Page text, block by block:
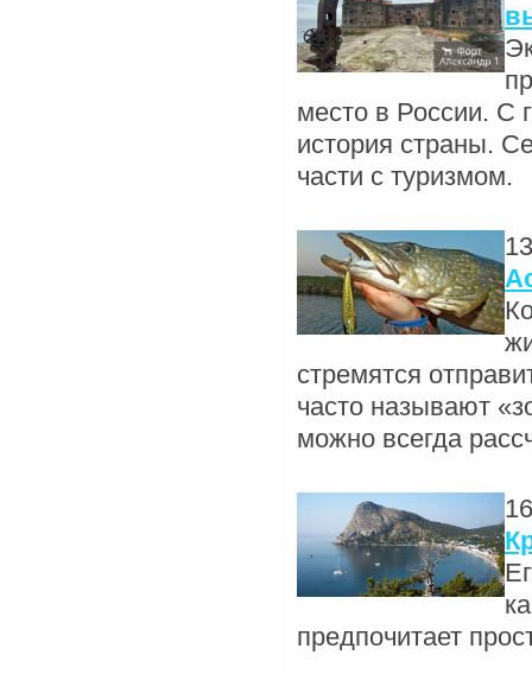
место в России. С
история страны.
части с туризмом.
стремятся
часто называют
можно всегда
предпочитает